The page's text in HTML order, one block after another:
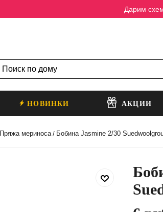
Дарим
НОВИНКИ АКЦИИ
Пряжа мериноса / Бобина Jasmine 2/30